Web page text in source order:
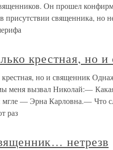
Он прошел
присутствии священника, но
крестная, но
крестная, но и священник
меня вызвал Николай:—
— Эрна Карловна.— Что
раз
нетрезв